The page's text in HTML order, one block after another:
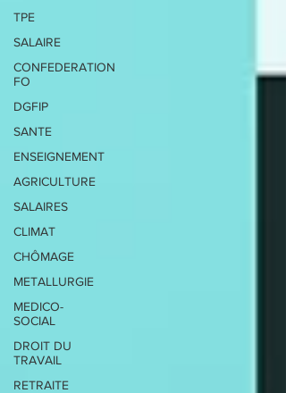
TPE
SALAIRE
CONFEDERATION
FO
DGFIP
SANTE
ENSEIGNEMENT
AGRICULTURE
SALAIRES
CLIMAT
CHÔMAGE
METALLURGIE
MEDICO-
SOCIAL
DROIT DU
TRAVAIL
RETRAITE